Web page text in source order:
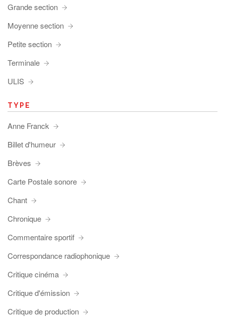
Grande section
Moyenne section
Petite section
Terminale
ULIS
TYPE
Anne Franck
Billet d'humeur
Brèves
Carte Postale sonore
Chant
Chronique
Commentaire sportif
Correspondance radiophonique
Critique cinéma
Critique d'émission
Critique de production